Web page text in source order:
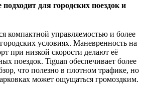
для городских поездок и
компактной управляемостью и более
условиях. Маневренность на
при низкой скорости делают её
поездок. Tiguan обеспечивает более
что полезно в плотном трафике, но
может ощущаться громоздким.